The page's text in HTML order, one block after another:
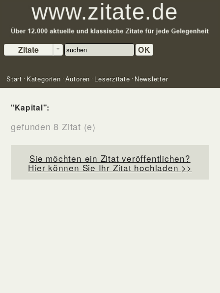
Zitate OK
Start Kategorien Autoren Leserzitate Newsletter
"Kapital":
gefunden 8 Zitat (e)
Sie möchten ein Zitat veröffentlichen?
Hier können Sie Ihr Zitat hochladen >>